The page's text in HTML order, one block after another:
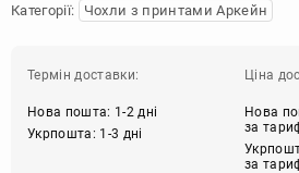
Категорії: Чохли з принтами Аркейн
Термін доставки:
Нова пошта: 1-2 дні
Укрпошта: 1-3 дні
Ціна
Нова
за
за